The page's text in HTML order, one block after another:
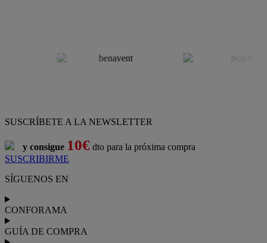
SUSCRÍBETE A LA NEWSLETTER
y consigue 10€ dto para la próxima compra
SUSCRIBIRME
SÍGUENOS EN
CONFORAMA
GUÍA DE COMPRA